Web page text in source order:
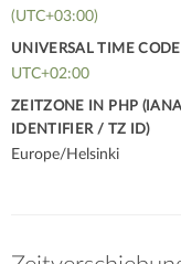
(UTC+03:00)
UNIVERSAL TIME CODE
UTC+02:00
ZEITZONE IN PHP
IDENTIFIER / TZ ID)
Europe/Helsinki